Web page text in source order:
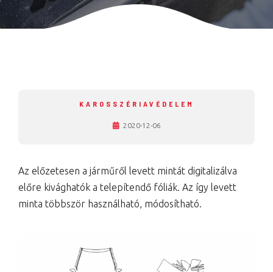
KAROSSZÉRIAVÉDELEM
2020-12-06
Az előzetesen a járműről levett mintát digitalizálva
előre kivághatók a telepítendő fóliák. Az így levett
minta többször használható, módosítható.